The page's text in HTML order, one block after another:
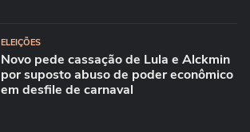
ELEIÇÕES
Novo pede cassação de Lula e Alckmin
por suposto abuso de poder econômico
em desfile de carnaval